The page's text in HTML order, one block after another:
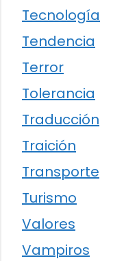
Tecnología
Tendencia
Terror
Tolerancia
Traducción
Traición
Transporte
Turismo
Valores
Vampiros